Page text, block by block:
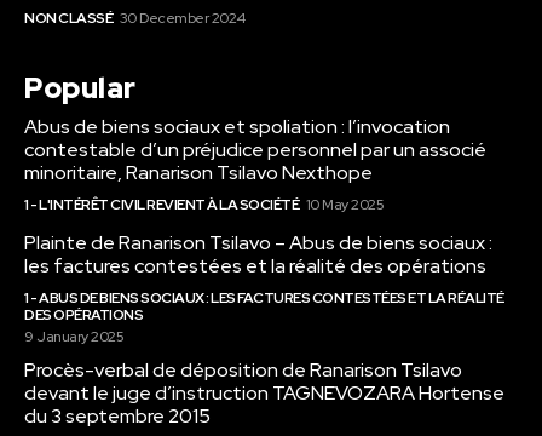
NON CLASSÉ 30 December 2024
Popular
Abus de biens sociaux et spoliation : l’invocation
contestable d’un préjudice personnel par un associé
minoritaire, Ranarison Tsilavo Nexthope
1 - L'INTÉRÊT CIVIL REVIENT À LA SOCIÉTÉ 10 May 2025
Plainte de Ranarison Tsilavo – Abus de biens sociaux :
les factures contestées et la réalité des opérations
1 - ABUS DE BIENS SOCIAUX : LES FACTURES CONTESTÉES ET LA RÉALITÉ
DES OPÉRATIONS
9 January 2025
Procès-verbal de déposition de Ranarison Tsilavo
devant le juge d’instruction TAGNEVOZARA Hortense
du 3 septembre 2015